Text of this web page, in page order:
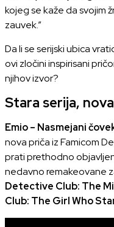
kojeg se kaže da svojim
zauvek.”
Da li se serijski ubica
ovi zločini inspirisani
njihov izvor?
Stara serija,
Emio – Nasmejani
nova priča iz Famicom
prati prethodno
nedavno remakeovane
Detective Club: The
Club: The Girl Who